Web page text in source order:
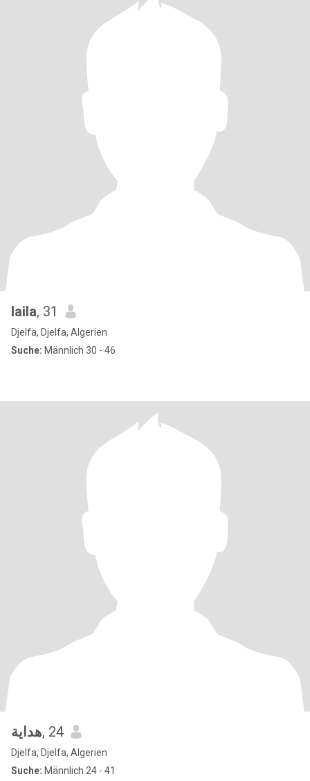
laila, 31
Djelfa, Djelfa, Algerien
Suche: Männlich 30 - 46
هداية, 24
Djelfa, Djelfa, Algerien
Suche: Männlich 24 - 41